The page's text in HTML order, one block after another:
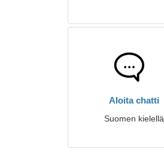
Aloita chatti
Suomen kielellä